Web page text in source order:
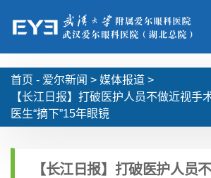
首页 - 爱尔新闻 > 媒体报道 >
【长江日报】打破医护人员不做近视手
医生“摘下”15年眼镜
【长江日报】打破医护人员